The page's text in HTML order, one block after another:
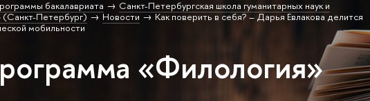
бакалавриата
Санкт-Петербургская школа гуманитарных наук и
(Санкт-Петербург)
Новости
Как поверить в себя? – Дарья Евлакова делится
мобильности
«Филология»